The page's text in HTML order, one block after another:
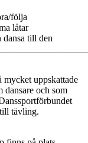
följa
låtar
till den
uppskattade
dansare och som
tävling.